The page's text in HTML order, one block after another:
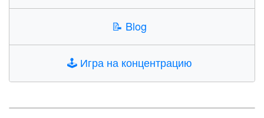
📝 Blog
🕹️ Игра на концентрацию